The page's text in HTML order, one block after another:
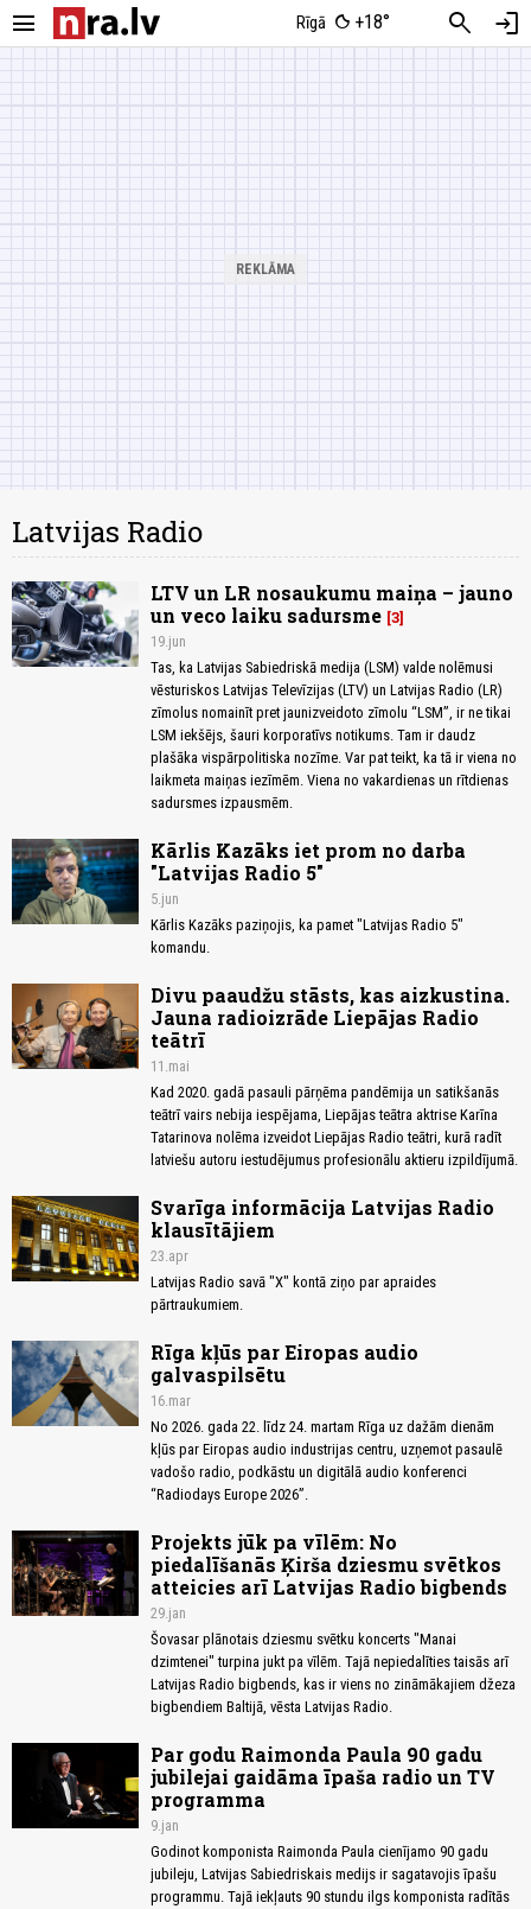
menu Rīgā +18° search login
Latvijas Radio
LTV un LR nosaukumu maiņa – jauno
un veco laiku sadursme 3
19.jun
Tas, ka Latvijas Sabiedriskā medija (LSM) valde nolēmusi
vēsturiskos Latvijas Televīzijas (LTV) un Latvijas Radio (LR)
zīmolus nomainīt pret jaunizveidoto zīmolu “LSM”, ir ne tikai
LSM iekšējs, šauri korporatīvs notikums. Tam ir daudz
plašāka vispārpolitiska nozīme. Var pat teikt, ka tā ir viena no
laikmeta maiņas iezīmēm. Viena no vakardienas un rītdienas
sadursmes izpausmēm.
Kārlis Kazāks iet prom no darba
"Latvijas Radio 5"
5.jun
Kārlis Kazāks paziņojis, ka pamet "Latvijas Radio 5"
komandu.
Divu paaudžu stāsts, kas aizkustina.
Jauna radioizrāde Liepājas Radio
teātrī
11.mai
Kad 2020. gadā pasauli pārņēma pandēmija un satikšanās
teātrī vairs nebija iespējama, Liepājas teātra aktrise Karīna
Tatarinova nolēma izveidot Liepājas Radio teātri, kurā radīt
latviešu autoru iestudējumus profesionālu aktieru izpildījumā.
Svarīga informācija Latvijas Radio
klausītājiem
23.apr
Latvijas Radio savā "X" kontā ziņo par apraides
pārtraukumiem.
Rīga kļūs par Eiropas audio
galvaspilsētu
16.mar
No 2026. gada 22. līdz 24. martam Rīga uz dažām dienām
kļūs par Eiropas audio industrijas centru, uzņemot pasaulē
vadošo radio, podkāstu un digitālā audio konferenci
“Radiodays Europe 2026”.
Projekts jūk pa vīlēm: No
piedalīšanās Ķirša dziesmu svētkos
atteicies arī Latvijas Radio bigbends
29.jan
Šovasar plānotais dziesmu svētku koncerts "Manai
dzimtenei" turpina jukt pa vīlēm. Tajā nepiedalīties taisās arī
Latvijas Radio bigbends, kas ir viens no zināmākajiem džeza
bigbendiem Baltijā, vēsta Latvijas Radio.
Par godu Raimonda Paula 90 gadu
jubilejai gaidāma īpaša radio un TV
programma
9.jan
Godinot komponista Raimonda Paula cienījamo 90 gadu
jubileju, Latvijas Sabiedriskais medijs ir sagatavojis īpašu
programmu. Tajā iekļauts 90 stundu ilgs komponista radītās